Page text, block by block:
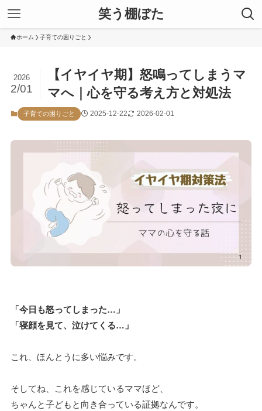
笑う棚ぼた
ホーム 子育ての困りごと
【イヤイヤ期】怒鳴ってしまうマ
マへ｜心を守る考え方と対処法
2026
2/01
子育ての困りごと 2025-12-22 2026-02-01
「今日も怒ってしまった…」
「寝顔を見て、泣けてくる…」
これ、ほんとうに多い悩みです。
そしてね、これを感じているママほど、
ちゃんと子どもと向き合っている証拠なんです。